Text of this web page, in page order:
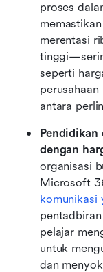
proses
merentasi
seperti
antara
Pendidikan
dengan
organisasi
komunikasi
pelajar
untuk
dan